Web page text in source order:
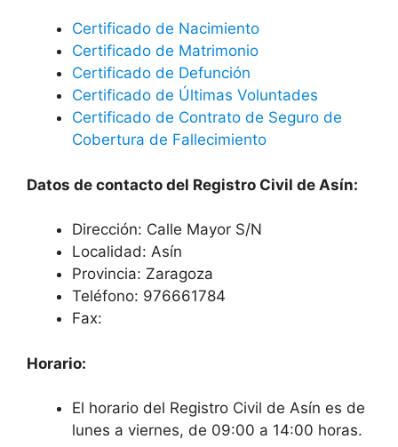
Certificado de Nacimiento
Certificado de Matrimonio
Certificado de Defunción
Certificado de Últimas Voluntades
Certificado de Contrato de Seguro de
Cobertura de Fallecimiento
Datos de contacto del Registro Civil de Asín:
Dirección: Calle Mayor S/N
Localidad: Asín
Provincia: Zaragoza
Teléfono: 976661784
Fax:
Horario:
El horario del Registro Civil de Asín es de
lunes a viernes, de 09:00 a 14:00 horas.